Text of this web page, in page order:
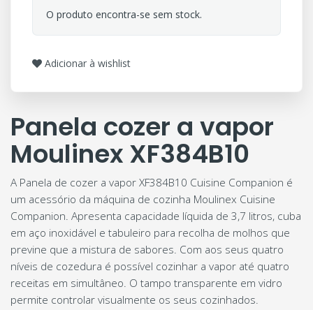
O produto encontra-se sem stock.
Adicionar à wishlist
Panela cozer a vapor
Moulinex XF384B10
A Panela de cozer a vapor XF384B10 Cuisine Companion é
um acessório da máquina de cozinha Moulinex Cuisine
Companion. Apresenta capacidade líquida de 3,7 litros, cuba
em aço inoxidável e tabuleiro para recolha de molhos que
previne que a mistura de sabores. Com aos seus quatro
níveis de cozedura é possível cozinhar a vapor até quatro
receitas em simultâneo. O tampo transparente em vidro
permite controlar visualmente os seus cozinhados.